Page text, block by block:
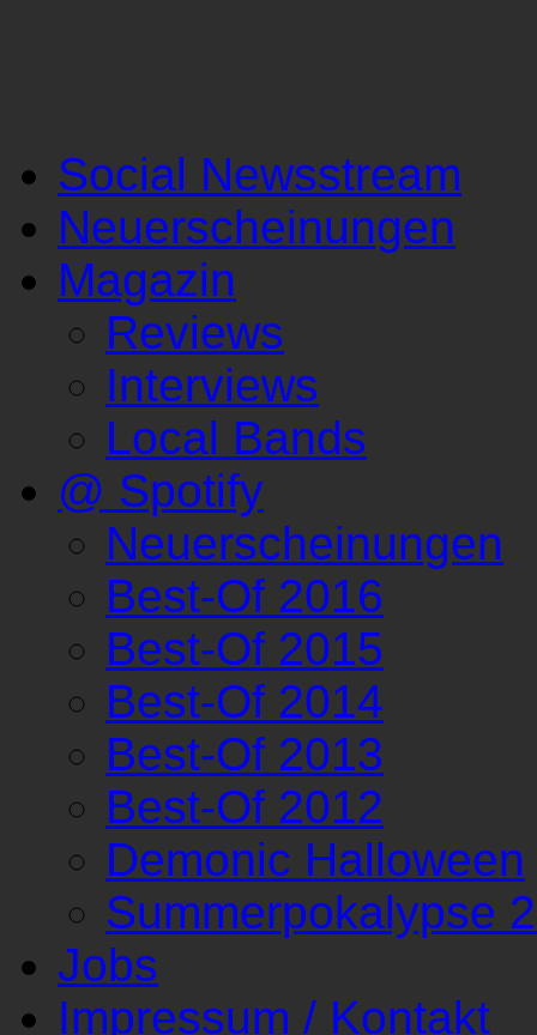
Social Newsstream
Neuerscheinungen
Magazin
Reviews
Interviews
Local Bands
@ Spotify
Neuerscheinungen
Best-Of 2016
Best-Of 2015
Best-Of 2014
Best-Of 2013
Best-Of 2012
Demonic Halloween
Summerpokalypse
Jobs
Impressum / Kontakt